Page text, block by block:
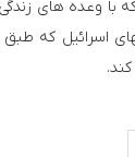
با وعده­ های
اسرائیل که طبق